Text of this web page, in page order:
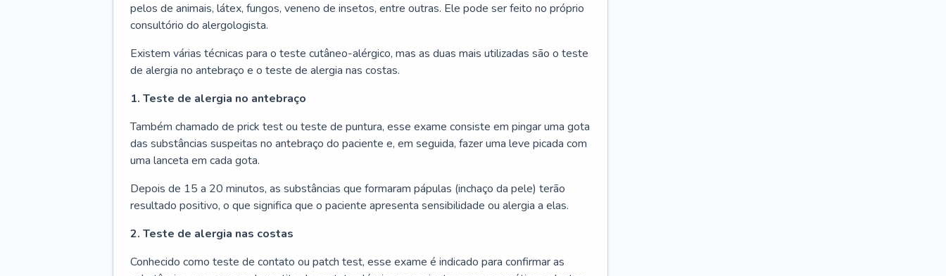
pelos de animais, látex, fungos, veneno de insetos, entre outras. Ele pode ser feito no próprio
consultório do alergologista.
Existem várias técnicas para o teste cutâneo-alérgico, mas as duas mais utilizadas são o teste
de alergia no antebraço e o teste de alergia nas costas.
1. Teste de alergia no antebraço
Também chamado de prick test ou teste de puntura, esse exame consiste em pingar uma gota
das substâncias suspeitas no antebraço do paciente e, em seguida, fazer uma leve picada com
uma lanceta em cada gota.
Depois de 15 a 20 minutos, as substâncias que formaram pápulas (inchaço da pele) terão
resultado positivo, o que significa que o paciente apresenta sensibilidade ou alergia a elas.
2. Teste de alergia nas costas
Conhecido como teste de contato ou patch test, esse exame é indicado para confirmar as